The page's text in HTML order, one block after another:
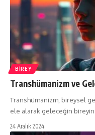
BIREY
Transhümanizm ve
Transhümanizm, bireysel
ele alarak geleceğin
24 Aralık 2024